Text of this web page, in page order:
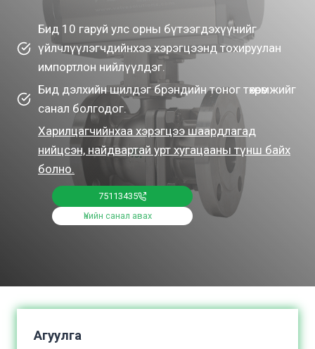
Бид 10 гаруй улс орны бүтээгдэхүүнийг
үйлчлүүлэгчдийнхээ хэрэгцээнд тохируулан
импортлон нийлүүлдэг.
Бид дэлхийн шилдэг брэндийн тоног төхөөрөмжийг
санал болгодог.
Харилцагчийнхаа хэрэгцээ шаардлагад
нийцсэн, найдвартай урт хугацааны түнш байх
болно.
75113435
Үнийн санал авах
Агуулга